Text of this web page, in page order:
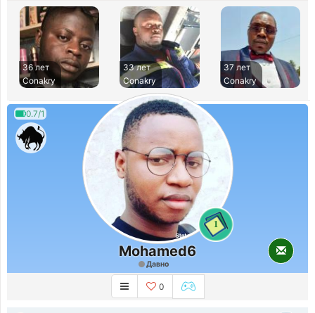
36 лет
Conakry
33 лет
Conakry
37 лет
Conakry
0.7/1
1
Mohamed6
Давно
0